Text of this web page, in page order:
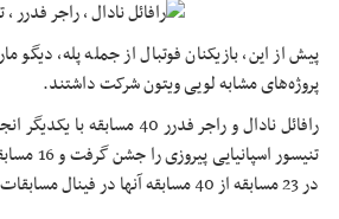
پیش از این، بازیکنان فوتبال از جمله پله، دیگو
پروژه‌های مشابه لویی ویتون شرکت داشتند.
تنیسور
در 23 مسابقه از 40 مسابقه آنها در فینال مسابقات ATP شرکت کردند.